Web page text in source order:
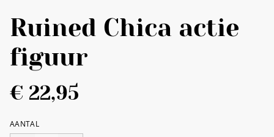
Ruined Chica actie
figuur
€ 22,95
AANTAL